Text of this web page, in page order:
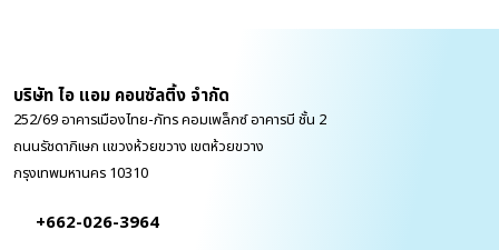
บริษัท ไอ แอม คอนซัลติ้ง จำกัด
252/69 อาคารเมืองไทย-ภัทร คอมเพล็กซ์ อาคารบี ชั้น 2
ถนนรัชดาภิเษก แขวงห้วยขวาง เขตห้วยขวาง
กรุงเทพมหานคร 10310
+662-026-3964